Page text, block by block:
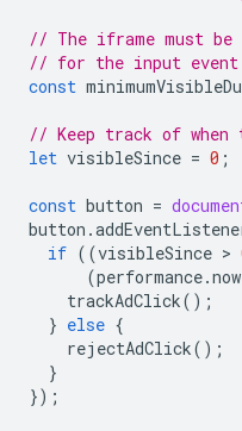
// The iframe must
// for the input event
const
// Keep track of
let visibleSince = 0 ;
const button =
button .
if ((visibleSince >
(performance.now
trackAdClick();
} else {
rejectAdClick();
}
});